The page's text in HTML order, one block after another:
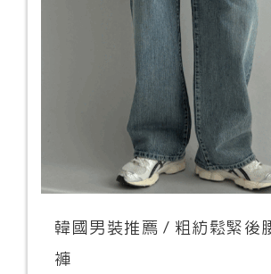
韓國男裝推薦 / 粗紡鬆緊後
褲